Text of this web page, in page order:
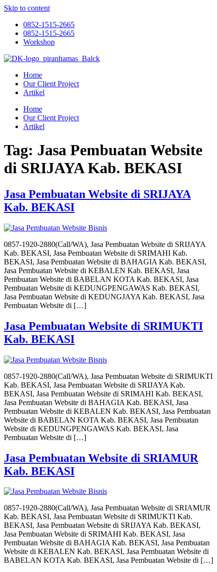
Skip to content
0852-1515-2665
0852-1515-2665
Workshop
Home
Our Client Project
Artikel
Home
Our Client Project
Artikel
Tag: Jasa Pembuatan Website
di SRIJAYA Kab. BEKASI
Jasa Pembuatan Website di SRIJAYA
Kab. BEKASI
0857-1920-2880(Call/WA), Jasa Pembuatan Website di SRIJAYA
Kab. BEKASI, Jasa Pembuatan Website di SRIMAHI Kab.
BEKASI, Jasa Pembuatan Website di BAHAGIA Kab. BEKASI,
Jasa Pembuatan Website di KEBALEN Kab. BEKASI, Jasa
Pembuatan Website di BABELAN KOTA Kab. BEKASI, Jasa
Pembuatan Website di KEDUNGPENGAWAS Kab. BEKASI,
Jasa Pembuatan Website di KEDUNGJAYA Kab. BEKASI, Jasa
Pembuatan Website di […]
Jasa Pembuatan Website di SRIMUKTI
Kab. BEKASI
0857-1920-2880(Call/WA), Jasa Pembuatan Website di SRIMUKTI
Kab. BEKASI, Jasa Pembuatan Website di SRIJAYA Kab.
BEKASI, Jasa Pembuatan Website di SRIMAHI Kab. BEKASI,
Jasa Pembuatan Website di BAHAGIA Kab. BEKASI, Jasa
Pembuatan Website di KEBALEN Kab. BEKASI, Jasa Pembuatan
Website di BABELAN KOTA Kab. BEKASI, Jasa Pembuatan
Website di KEDUNGPENGAWAS Kab. BEKASI, Jasa
Pembuatan Website di […]
Jasa Pembuatan Website di SRIAMUR
Kab. BEKASI
0857-1920-2880(Call/WA), Jasa Pembuatan Website di SRIAMUR
Kab. BEKASI, Jasa Pembuatan Website di SRIMUKTI Kab.
BEKASI, Jasa Pembuatan Website di SRIJAYA Kab. BEKASI,
Jasa Pembuatan Website di SRIMAHI Kab. BEKASI, Jasa
Pembuatan Website di BAHAGIA Kab. BEKASI, Jasa Pembuatan
Website di KEBALEN Kab. BEKASI, Jasa Pembuatan Website di
BABELAN KOTA Kab. BEKASI, Jasa Pembuatan Website di […]